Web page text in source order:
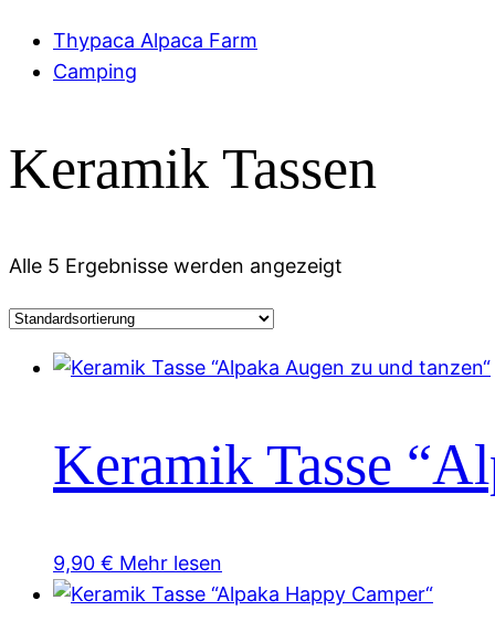
Thypaca Alpaca Farm
Camping
Keramik Tassen
Alle 5 Ergebnisse werden angezeigt
Keramik Tasse
9,90 € Mehr lesen